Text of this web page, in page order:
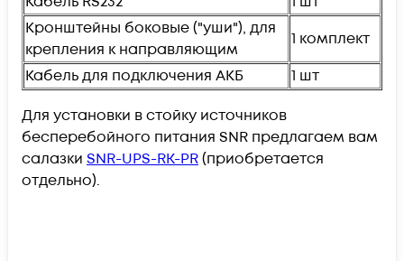
Кронштейны боковые ("уши"), для
крепления к направляющим
1 комплект
Кабель для подключения АКБ
1 шт
Для установки в стойку источников
бесперебойного питания SNR предлагаем вам
салазки SNR-UPS-RK-PR(приобретается
отдельно).